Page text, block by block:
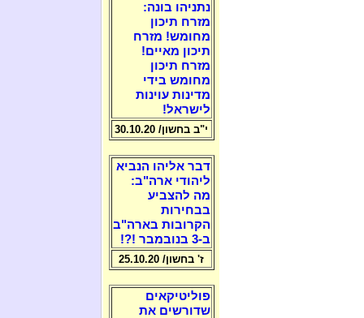
נתניהו בונה:
מזרח תיכון
מחומש! מזרח
תיכון מאיים!
מזרח תיכון
מחומש בידי
מדינות עוינות
לישראל!
י"ב בחשון/ 30.10.20
דבר אליהו הנביא
ליהודי ארה"ב:
מה להצביע
בבחירות
הקרובות בארה"ב
ב-3 בנובמבר !?!
ז' בחשון/ 25.10.20
פוליטיקאים
שדורשים את